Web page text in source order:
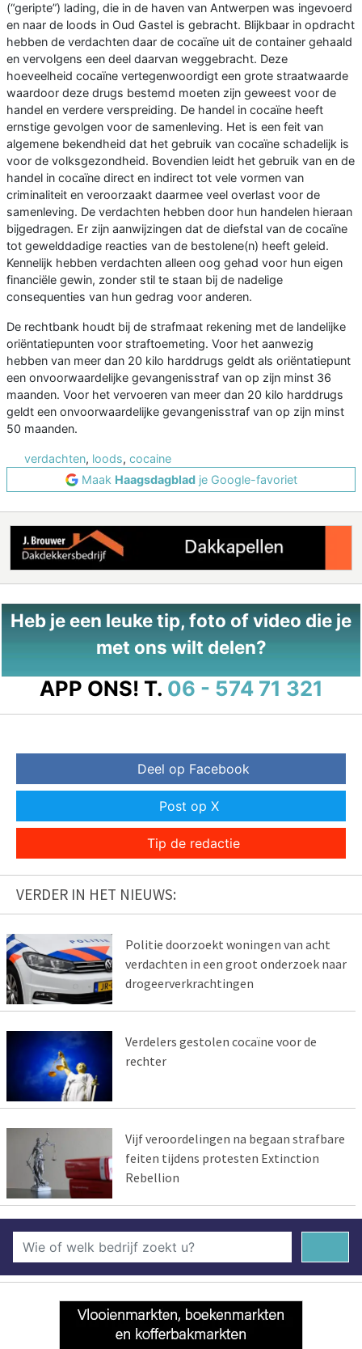
(“geripte”) lading, die in de haven van Antwerpen was ingevoerd
en naar de loods in Oud Gastel is gebracht. Blijkbaar in opdracht
hebben de verdachten daar de cocaïne uit de container gehaald
en vervolgens een deel daarvan weggebracht. Deze
hoeveelheid cocaïne vertegenwoordigt een grote straatwaarde
waardoor deze drugs bestemd moeten zijn geweest voor de
handel en verdere verspreiding. De handel in cocaïne heeft
ernstige gevolgen voor de samenleving. Het is een feit van
algemene bekendheid dat het gebruik van cocaïne schadelijk is
voor de volksgezondheid. Bovendien leidt het gebruik van en de
handel in cocaïne direct en indirect tot vele vormen van
criminaliteit en veroorzaakt daarmee veel overlast voor de
samenleving. De verdachten hebben door hun handelen hieraan
bijgedragen. Er zijn aanwijzingen dat de diefstal van de cocaïne
tot gewelddadige reacties van de bestolene(n) heeft geleid.
Kennelijk hebben verdachten alleen oog gehad voor hun eigen
financiële gewin, zonder stil te staan bij de nadelige
consequenties van hun gedrag voor anderen.
De rechtbank houdt bij de strafmaat rekening met de landelijke
oriëntatiepunten voor straftoemeting. Voor het aanwezig
hebben van meer dan 20 kilo harddrugs geldt als oriëntatiepunt
een onvoorwaardelijke gevangenisstraf van op zijn minst 36
maanden. Voor het vervoeren van meer dan 20 kilo harddrugs
geldt een onvoorwaardelijke gevangenisstraf van op zijn minst
50 maanden.
verdachten, loods, cocaine
Maak Haagsdagbladje Google-favoriet
Heb je een leuke tip, foto of video die je
met ons wilt delen?
APP ONS! T. 06 - 574 71 321
Deel op Facebook
Post op X
Tip de redactie
VERDER IN HET NIEUWS:
Politie doorzoekt woningen van acht
verdachten in een groot onderzoek naar
drogeerverkrachtingen
Verdelers gestolen cocaïne voor de
rechter
Vijf veroordelingen na begaan strafbare
feiten tijdens protesten Extinction
Rebellion